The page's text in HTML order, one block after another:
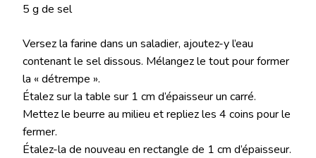
5 g de sel
Versez la farine dans un saladier, ajoutez-y l’eau
contenant le sel dissous. Mélangez le tout pour former
la « détrempe ».
Étalez sur la table sur 1 cm d’épaisseur un carré.
Mettez le beurre au milieu et repliez les 4 coins pour le
fermer.
Étalez-la de nouveau en rectangle de 1 cm d’épaisseur.